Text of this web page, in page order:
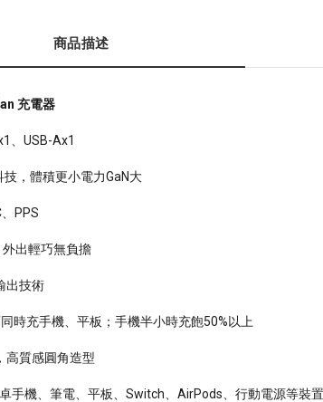
商品描述
充電器
、USB-Ax1
技，體積更小電力GaN大
PPS
出輕巧無負擔
出技術
時充手機、平板；手機半小時充飽50%以上
高質感圓角造型
手機、筆電、平板、Switch、AirPods、行動電源等裝